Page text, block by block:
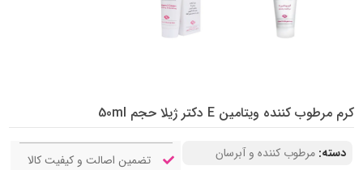
کرم مرطوب کننده ویتامین E دکتر ژیلا حجم 50ml
دسته: مرطوب کننده و آبرسان
تضمین اصالت و کیفیت کالا